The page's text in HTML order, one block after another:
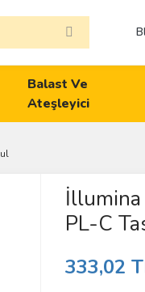
Balast Ve
Ateşleyici
PL-C
333,02